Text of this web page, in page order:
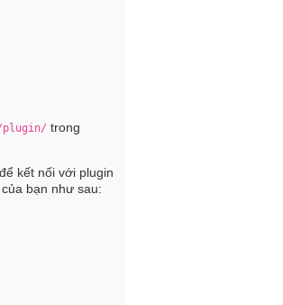
trong
kết nối với plugin
bạn như sau: